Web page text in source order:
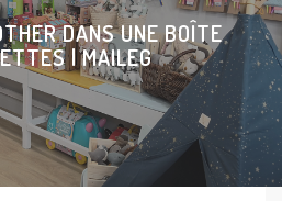
DANS UNE BOÎTE
| MAILEG